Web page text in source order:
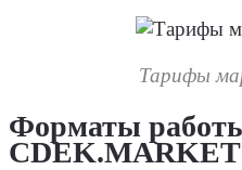
Тарифы
Форматы
CDEK.MARKET